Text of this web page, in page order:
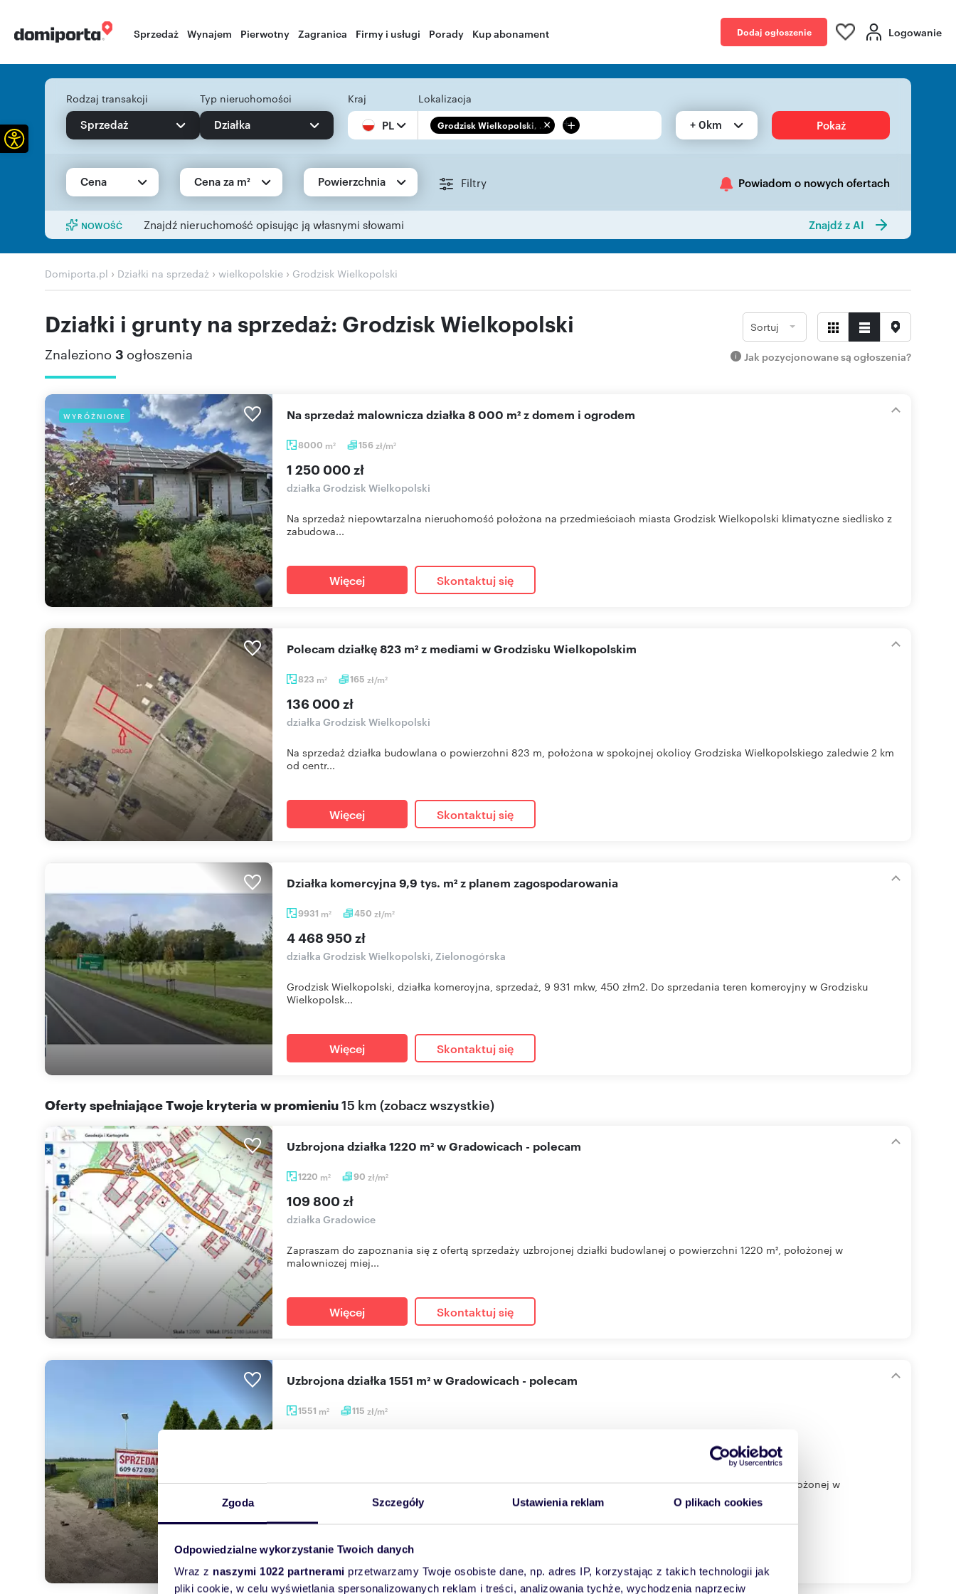
Zgoda Szczegóły Ustawienia reklam O plikach cookies
Odpowiedzialne wykorzystanie Twoich danych
Wraz z naszymi 1022 partnerami przetwarzamy Twoje osobiste dane, np. adres IP, korzystając z takich technologii jak
pliki cookie, w celu wyświetlania spersonalizowanych reklam i treści, analizowania tychże, wychodzenia naprzeciw
Sprzedaż Wynajem Pierwotny Zagranica Firmy i usługi Porady Kup abonament Dodaj ogłoszenie Logowanie
Rodzaj transakcji
Sprzedaż
Typ nieruchomości
Działka
Kraj
PL
Lokalizacja
Grodzisk Wielkopolski, ... + + 0km Pokaż
Cena Cena za m² Powierzchnia Filtry Powiadom o nowych ofertach
NOWOŚĆ Znajdź nieruchomość opisując ją własnymi słowami Znajdź z AI
Domiporta.pl › Działki na sprzedaż › wielkopolskie › Grodzisk Wielkopolski
Działki i grunty na sprzedaż: Grodzisk Wielkopolski
Znaleziono 3 ogłoszenia
Sortuj
Jak pozycjonowane są ogłoszenia?
WYRÓŻNIONE
8000 m2 156zł/m2
Na sprzedaż malownicza działka 8 000 m² z domem i ogrodem
1 250 000 zł
działka Grodzisk Wielkopolski
Na sprzedaż niepowtarzalna nieruchomość położona na przedmieściach miasta Grodzisk Wielkopolski klimatyczne siedlisko z
zabudowa...
Więcej Skontaktuj się
823 m2 165 zł/m2
Polecam działkę 823 m² z mediami w Grodzisku Wielkopolskim
136 000 zł
działka Grodzisk Wielkopolski
Na sprzedaż działka budowlana o powierzchni 823 m, położona w spokojnej okolicy Grodziska Wielkopolskiego zaledwie 2 km
od centr...
Więcej Skontaktuj się
9931 m2 450 zł/m2
Działka komercyjna 9,9 tys. m² z planem zagospodarowania
4 468 950 zł
działka Grodzisk Wielkopolski, Zielonogórska
Grodzisk Wielkopolski, działka komercyjna, sprzedaż, 9 931 mkw, 450 złm2. Do sprzedania teren komercyjny w Grodzisku
Wielkopolsk...
Więcej Skontaktuj się
Oferty spełniające Twoje kryteria w promieniu15 km (zobacz wszystkie)
1220 m2 90 zł/m2
Uzbrojona działka 1220 m² w Gradowicach - polecam
109 800 zł
działka Gradowice
Zapraszam do zapoznania się z ofertą sprzedaży uzbrojonej działki budowlanej o powierzchni 1220 m², położonej w
malowniczej miej...
Więcej Skontaktuj się
1551 m2 115 zł/m2
Uzbrojona działka 1551 m² w Gradowicach - polecam
Zapraszam do zapoznania się z ofertą sprzedaży uzbrojonej działki budowlanej o powierzchni 1551 m², położonej w
malowniczej miej...
Więcej
Otwórz pasek narzędzi